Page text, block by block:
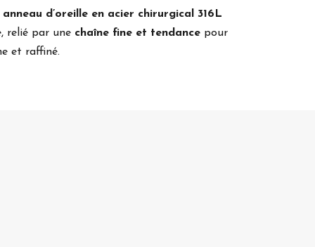
d’oreille en acier chirurgical 316L
, relié par une chaîne fine et tendance pour
et raffiné.